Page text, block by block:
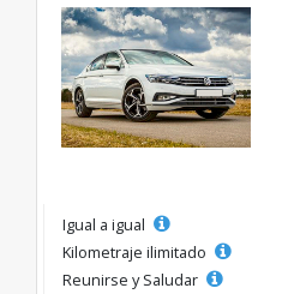
Igual a igual
Kilometraje ilimitado
Reunirse y Saludar